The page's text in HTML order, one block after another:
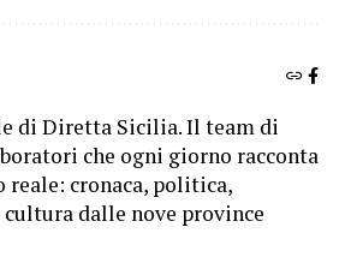
di Diretta Sicilia. Il team di
che ogni giorno racconta
cronaca, politica,
dalle nove province